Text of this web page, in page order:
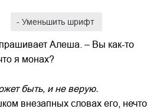
- Уменьшить шрифт
Алеша. – Вы как-то
я монах?
быть, и не верую.
внезапных словах его, нечто